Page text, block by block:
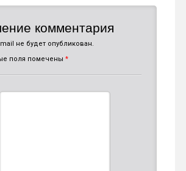
комментария
не будет опубликован.
поля помечены *